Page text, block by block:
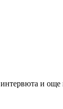
и още